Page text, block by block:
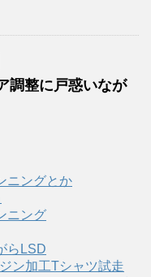
調整に戸惑いなが
ニングとか
ニング
らLSD
ン加工Tシャツ試走